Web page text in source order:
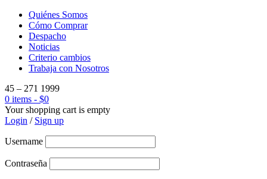
Quiénes Somos
Cómo Comprar
Despacho
Noticias
Criterio cambios
Trabaja con Nosotros
45 – 271 1999
0 items - $0
Your shopping cart is empty
Login / Sign up
Username
Contraseña